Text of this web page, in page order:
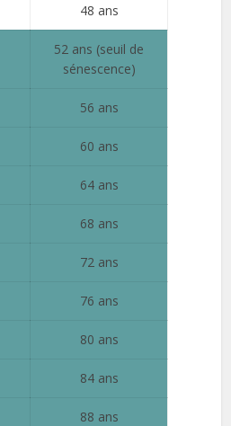
48 ans
52 ans (seuil de
sénescence)
56 ans
60 ans
64 ans
68 ans
72 ans
76 ans
80 ans
84 ans
88 ans